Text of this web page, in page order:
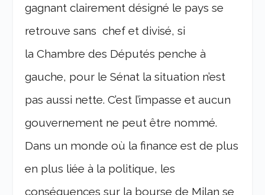
gagnant clairement désigné le pays se
retrouve sans chef et divisé, si
la Chambre des Députés penche à
gauche, pour le Sénat la situation n’est
pas aussi nette. C’est l’impasse et aucun
gouvernement ne peut être nommé.
Dans un monde où la finance est de plus
en plus liée à la politique, les
conséquences sur la bourse de Milan se